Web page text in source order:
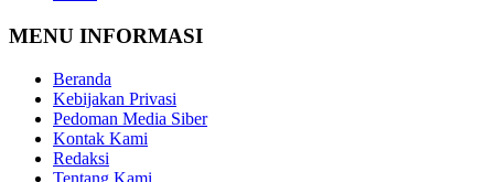
MENU INFORMASI
Beranda
Kebijakan Privasi
Pedoman Media Siber
Kontak Kami
Redaksi
Tentang Kami